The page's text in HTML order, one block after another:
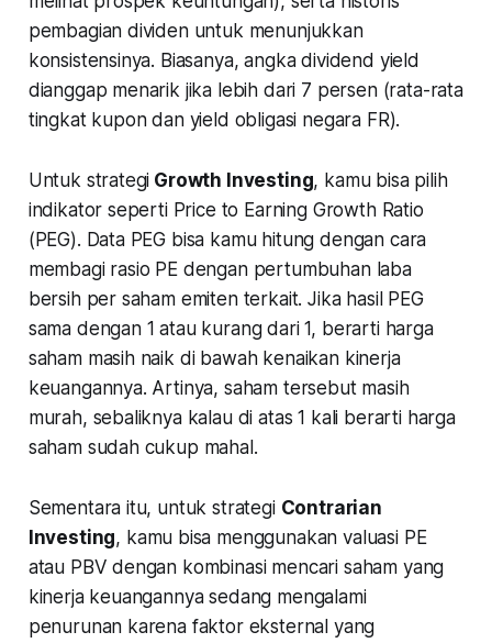
pembagian dividen untuk menunjukkan
konsistensinya. Biasanya, angka dividend yield
dianggap menarik jika lebih dari 7 persen (rata-rata
tingkat kupon dan yield obligasi negara FR).
Untuk strategi Growth Investing, kamu bisa pilih
indikator seperti Price to Earning Growth Ratio
(PEG). Data PEG bisa kamu hitung dengan cara
membagi rasio PE dengan pertumbuhan laba
bersih per saham emiten terkait. Jika hasil PEG
sama dengan 1 atau kurang dari 1, berarti harga
saham masih naik di bawah kenaikan kinerja
keuangannya. Artinya, saham tersebut masih
murah, sebaliknya kalau di atas 1 kali berarti harga
saham sudah cukup mahal.
Sementara itu, untuk strategi Contrarian
Investing, kamu bisa menggunakan valuasi PE
atau PBV dengan kombinasi mencari saham yang
kinerja keuangannya sedang mengalami
penurunan karena faktor eksternal yang